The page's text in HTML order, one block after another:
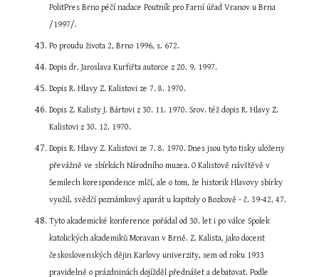
PolitPres Brno péčí nadace Poutník pro Farní úřad Vranov u Brna
/1997/.
Po proudu života 2, Brno 1996, s. 672.
Dopis dr. Jaroslava Kurfiřta autorce z 20. 9. 1997.
Dopis R. Hlavy Z. Kalistovi ze 7. 8. 1970.
Dopis Z. Kalisty J. Bártovi z 30. 11. 1970. Srov. též dopis R. Hlavy Z.
Kalistovi z 30. 12. 1970.
Dopis R. Hlavy Z. Kalistovi ze 7. 8. 1970. Dnes jsou tyto tisky uloženy
převážně ve sbírkách Národního muzea. O Kalistově návštěvě v
Semilech korespondence mlčí, ale o tom, že historik Hlavovy sbírky
využil, svědčí poznámkový aparát u kapitoly o Bozkově - č. 39-42, 47.
Tyto akademické konference pořádal od 30. let i po válce Spolek
katolických akademiků Moravan v Brně. Z. Kalista, jako docent
československých dějin Karlovy univerzity, sem od roku 1933
pravidelně o prázdninách dojížděl přednášet a debatovat. Podle